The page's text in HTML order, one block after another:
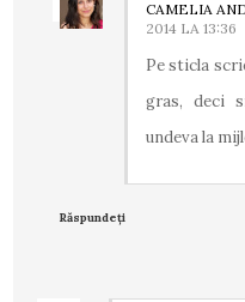
CAMELIA
2014 LA 13:36
Pe sticla
gras, deci
undeva la
Răspundeți